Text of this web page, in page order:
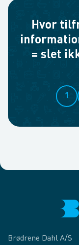
Hvor
= slet
1
Brødrene Dahl A/S